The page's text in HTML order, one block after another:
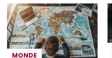
MONDE